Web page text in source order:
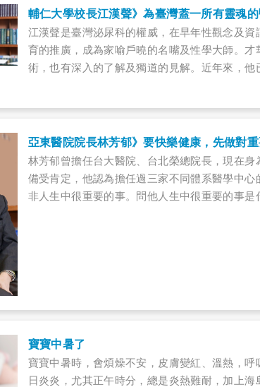
輔仁大學校長江漢聲》為臺灣蓋一所有靈魂
江漢聲是臺灣泌尿科的權威，在早年性觀念及
育的推廣，成為家喻戶曉的名嘴及性學大師。
術，也有深入的了解及獨道的見解。近年來，
擔任輔仁大學校長，貢獻教育工作外，更希望
亞東醫院院長林芳郁》要快樂健康，先做對
林芳郁曾擔任台大醫院、台北榮總院長，現在身
備受肯定，他認為擔任過三家不同體系醫學中
非人生中很重要的事。問他人生中很重要的事
個人成就有關，不過和快樂之間沒有直接關係
寶寶中暑了
寶寶中暑時，會煩燥不安，皮膚變紅、溫熱，
日炎炎，尤其正午時分，總是炎熱難耐，加上